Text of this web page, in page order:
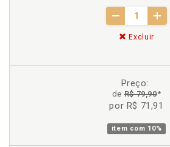
Excluir
Preço:
deR$ 79,90*
por R$ 71,91
item com 10%